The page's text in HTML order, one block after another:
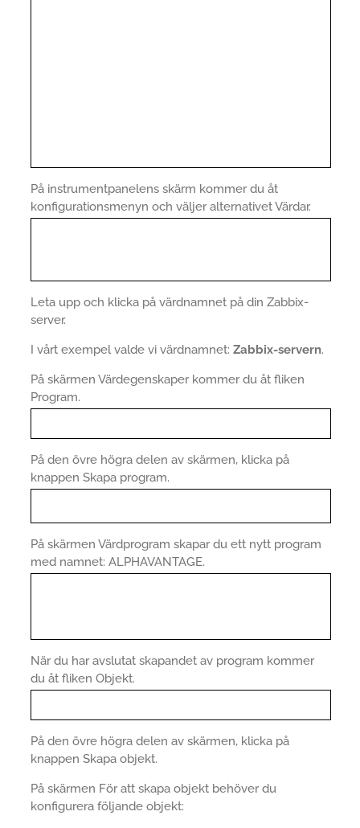
På instrumentpanelens skärm kommer du åt
konfigurationsmenyn och väljer alternativet Värdar.
Leta upp och klicka på värdnamnet på din Zabbix-
server.
I vårt exempel valde vi värdnamnet: Zabbix-servern.
På skärmen Värdegenskaper kommer du åt fliken
Program.
På den övre högra delen av skärmen, klicka på
knappen Skapa program.
På skärmen Värdprogram skapar du ett nytt program
med namnet: ALPHAVANTAGE.
När du har avslutat skapandet av program kommer
du åt fliken Objekt.
På den övre högra delen av skärmen, klicka på
knappen Skapa objekt.
På skärmen För att skapa objekt behöver du
konfigurera följande objekt: